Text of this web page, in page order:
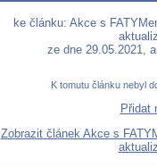
ke článku: Akce s
ze dne 29.05.2021,
K tomutu článku nebyl
Přidat
Zobrazit článek Akce s